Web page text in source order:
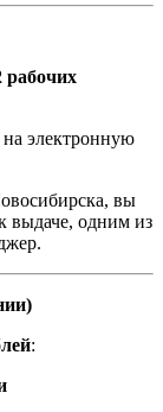
рабочих
на электронную
вы
выдаче, одним из
: